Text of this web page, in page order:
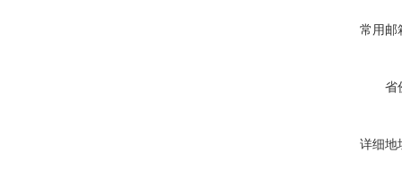
常用邮
省
详细地